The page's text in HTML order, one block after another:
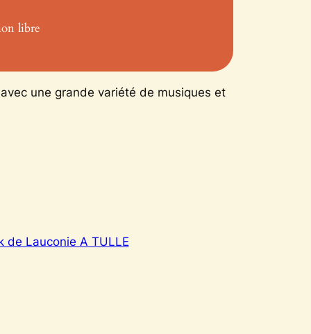
libre
une grande variété de musiques et
de Lauconie A TULLE